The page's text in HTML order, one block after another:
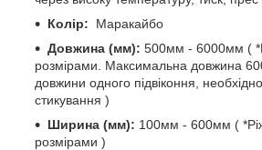
Колір:
Маракайбо
Довжина (мм): 500мм - 6000мм (
розмірами. Максимальна довжина
довжини одного підвіконня,
стикування )
Ширина (мм): 100мм - 600мм (
розмірами )